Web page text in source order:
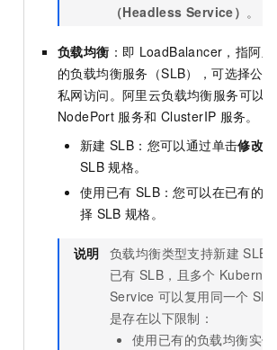
（Headless Service） 。
负载均衡 ：即 LoadBalancer，指阿
的负载均衡服务（SLB），可选择公
私网访问。阿里云负载均衡服务可以
NodePort 服务和 ClusterIP 服务。
新建 SLB：您可以通过单击修改
SLB 规格。
使用已有 SLB：您可以在已有的
择 SLB 规格。
说明 负载均衡类型支持新建 SLB
已有 SLB，且多个
Service 可以复用同一个
是存在以下限制：
使用已有的负载均衡实